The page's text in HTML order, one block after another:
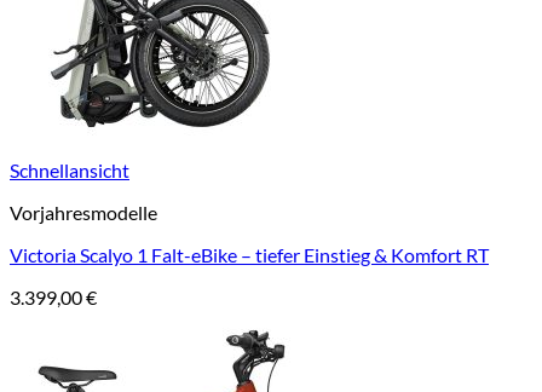
Schnellansicht
Vorjahresmodelle
Victoria Scalyo 1 Falt-eBike – tiefer Einstieg & Komfort RT
3.399,00€